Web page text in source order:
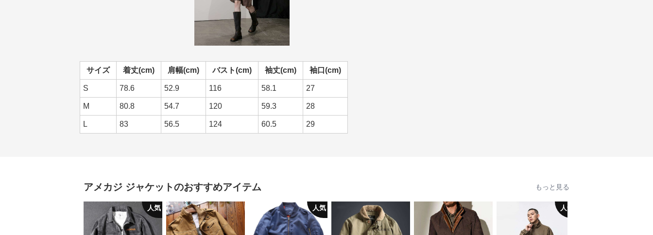
サイズ 着丈(cm) 肩幅(cm) バスト(cm) 袖丈(cm) 袖口(cm)
S 78.6 52.9 116 58.1 27
M 80.8 54.7 120 59.3 28
L 83 56.5 124 60.5 29
アメカジ ジャケットのおすすめアイテム もっと見る
人気 人気 人気